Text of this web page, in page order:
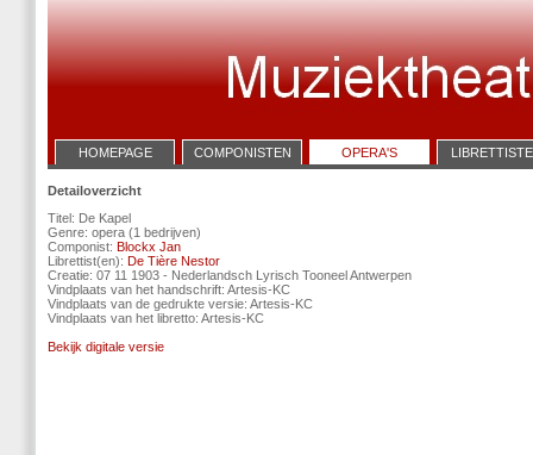
HOMEPAGE COMPONISTEN OPERA'S
Detailoverzicht
Titel: De Kapel
Genre: opera (1 bedrijven)
Componist: Blockx Jan
Librettist(en): De Tière Nestor
Creatie: 07 11 1903 - Nederlandsch Lyrisch Tooneel Antwerpen
Vindplaats van het handschrift: Artesis-KC
Vindplaats van de gedrukte versie: Artesis-KC
Vindplaats van het libretto: Artesis-KC
Bekijk digitale versie